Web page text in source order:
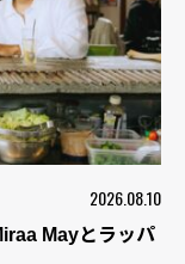
2026.08.10
Mayとラッパ